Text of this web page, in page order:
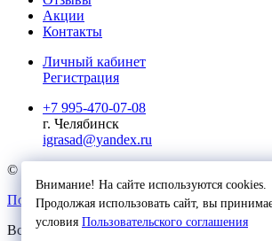
Внимание! На сайте используются cookies.
Продолжая использовать сайт, вы
условия Пользовательского соглашения
Акции
Контакты
Личный кабинет
Регистрация
+7 995-470-07-08
г. Челябинск
igrasad@yandex.ru
© 2023, Игровые Технологии
Пользовательское соглашение
Вся представленная на сайте информация,